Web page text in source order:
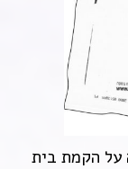
על הקמת בית